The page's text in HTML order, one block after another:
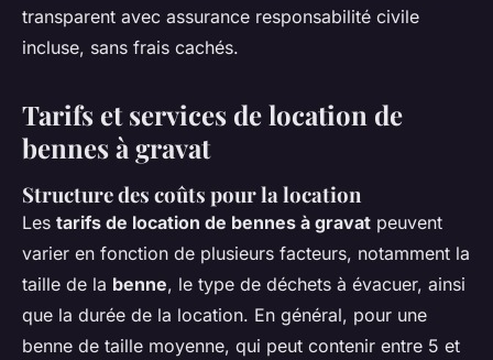
transparent avec assurance responsabilité civile
incluse, sans frais cachés.
Tarifs et services de location de
bennes à gravat
Structure des coûts pour la location
Les tarifs de location de bennes à gravat peuvent
varier en fonction de plusieurs facteurs, notamment la
taille de la benne, le type de déchets à évacuer, ainsi
que la durée de la location. En général, pour une
benne de taille moyenne, qui peut contenir entre 5 et